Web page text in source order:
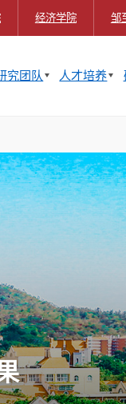
经济学院 邹
究团队 人才培养